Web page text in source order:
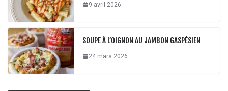
9 avril 2026
SOUPE À L’OIGNON AU JAMBON GASPÉSIEN
24 mars 2026